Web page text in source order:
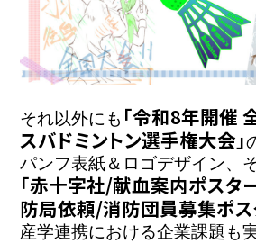
それ以外にも 「令和8年開催
スバドミントン選手権大会」
「赤十字社/献血案内ポスタ
防局依頼/消防団員募集ポス
産学連携における企業課題も